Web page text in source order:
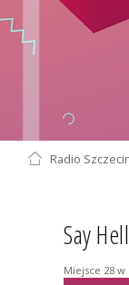
Radio
Say
Miejsce 28